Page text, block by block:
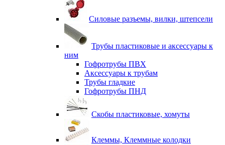
Силовые разъемы, вилки, штепсели
Трубы пластиковые и аксессуары к
ним
Гофротрубы ПВХ
Аксессуары к трубам
Трубы гладкие
Гофротрубы ПНД
Скобы пластиковые, хомуты
Клеммы, Клеммные колодки